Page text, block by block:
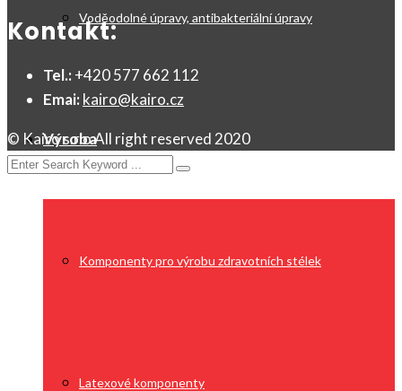
Voděodolné úpravy, antibakteriální úpravy
Výroba
Komponenty pro výrobu zdravotních stélek
Latexové komponenty
Kontakt:
Tel.: +420 577 662 112
Emai: kairo@kairo.cz
© Kairo s.r.o All right reserved 2020